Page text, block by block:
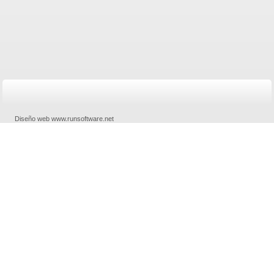
Diseño web www.runsoftware.net